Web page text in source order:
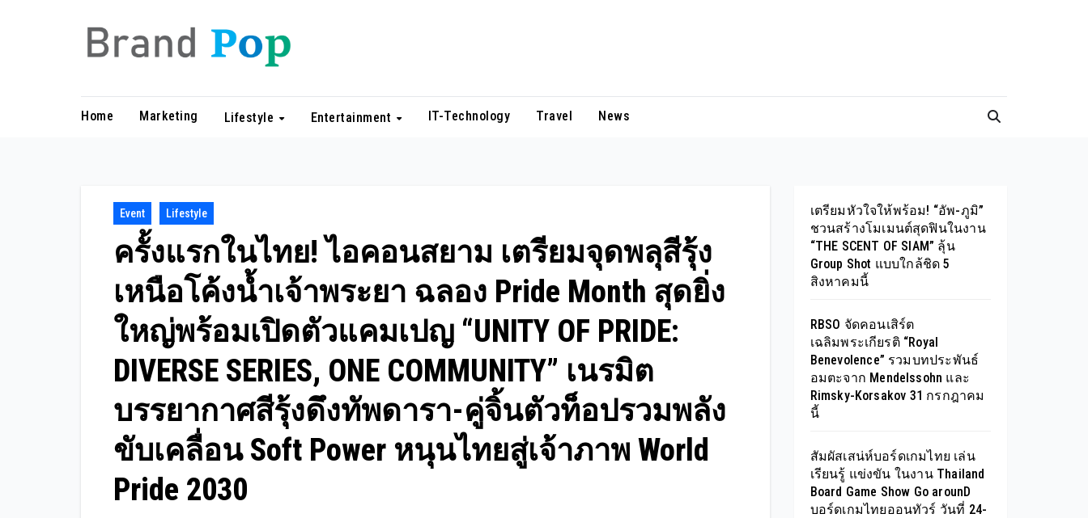
Home Marketing Lifestyle Entertainment IT-Technology Travel News
Event Lifestyle
ครั้งแรกในไทย! ไอคอนสยาม เตรียมจุดพลุสีรุ้ง
เหนือโค้งน้ำเจ้าพระยา ฉลอง Pride Month สุดยิ่ง
ใหญ่พร้อมเปิดตัวแคมเปญ “UNITY OF PRIDE:
DIVERSE SERIES, ONE COMMUNITY” เนรมิต
บรรยากาศสีรุ้งดึงทัพดารา-คู่จิ้นตัวท็อปรวมพลัง
ขับเคลื่อน Soft Power หนุนไทยสู่เจ้าภาพ World
Pride 2030
เตรียมหัวใจให้พร้อม! “อัพ-ภูมิ”
ชวนสร้างโมเมนต์สุดฟินในงาน
“THE SCENT OF SIAM” ลุ้น
Group Shot แบบใกล้ชิด 5
สิงหาคมนี้
RBSO จัดคอนเสิร์ต
เฉลิมพระเกียรติ “Royal
Benevolence” รวมบทประพันธ์
อมตะจาก Mendelssohn และ
Rimsky-Korsakov 31 กรกฎาคม
นี้
สัมผัสเสน่ห์บอร์ดเกมไทย เล่น
เรียนรู้ แข่งขัน ในงาน Thailand
Board Game Show Go arounD
บอร์ดเกมไทยออนทัวร์ วันที่ 24-